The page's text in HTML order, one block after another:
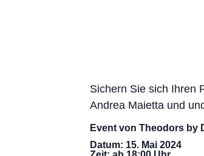
Sichern Sie sich Ihren
Andrea Maietta und
Event von Theodors by
Datum: 15. Mai 2024